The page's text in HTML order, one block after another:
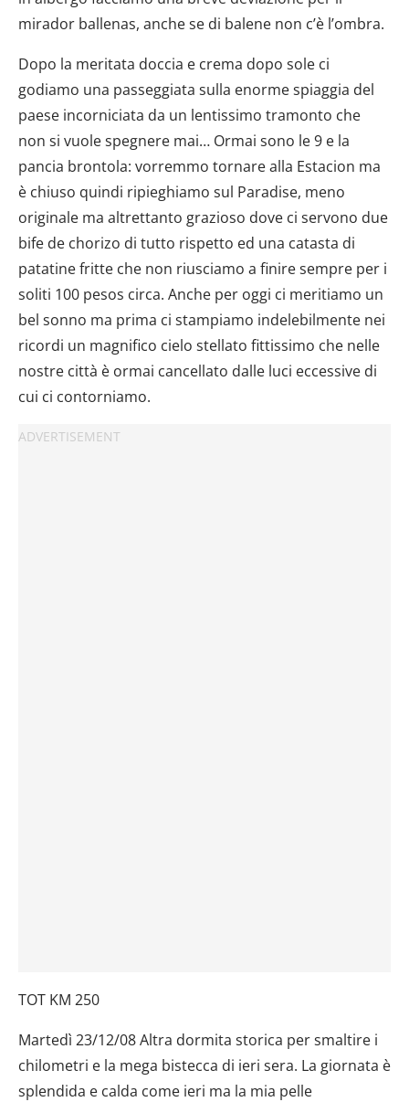
mirador ballenas, anche se di balene non c’è l’ombra.
Dopo la meritata doccia e crema dopo sole ci
godiamo una passeggiata sulla enorme spiaggia del
paese incorniciata da un lentissimo tramonto che
non si vuole spegnere mai… Ormai sono le 9 e la
pancia brontola: vorremmo tornare alla Estacion ma
è chiuso quindi ripieghiamo sul Paradise, meno
originale ma altrettanto grazioso dove ci servono due
bife de chorizo di tutto rispetto ed una catasta di
patatine fritte che non riusciamo a finire sempre per i
soliti 100 pesos circa. Anche per oggi ci meritiamo un
bel sonno ma prima ci stampiamo indelebilmente nei
ricordi un magnifico cielo stellato fittissimo che nelle
nostre città è ormai cancellato dalle luci eccessive di
cui ci contorniamo.
TOT KM 250
Martedì 23/12/08 Altra dormita storica per smaltire i
chilometri e la mega bistecca di ieri sera. La giornata è
splendida e calda come ieri ma la mia pelle